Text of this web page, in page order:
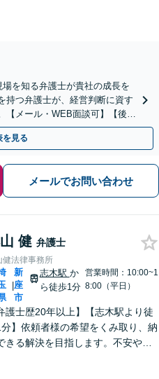
場を知る弁護士が貴社の成長を
持つ弁護士が、経営判断に資す
【メール・WEB面談可】【後払
を見る
メールでお問い合わせ
健 弁護士
健法律事務所
|
新
座
市
志木駅 か
ら徒歩1分
営業時間：10:00~1
8:00（平日）
護士歴20年以上】【志木駅より徒
】依頼者様の希望をくみ取り、納
きる解決を目指します。不安や疑